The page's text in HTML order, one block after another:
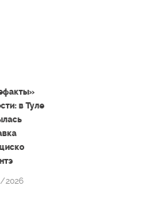
в Туле
2026